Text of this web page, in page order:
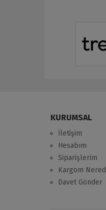
KURUMSAL
İletişim
Hesabım
Siparişlerim
Kargom
Davet Gönder